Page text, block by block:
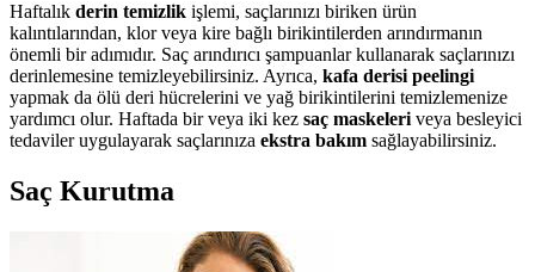
Haftalık derin temizlik işlemi, saçlarınızı biriken ürün
kalıntılarından, klor veya kire bağlı birikintilerden arındırmanın
önemli bir adımıdır. Saç arındırıcı şampuanlar kullanarak saçlarınızı
derinlemesine temizleyebilirsiniz. Ayrıca, kafa derisi peelingi
yapmak da ölü deri hücrelerini ve yağ birikintilerini temizlemenize
yardımcı olur. Haftada bir veya iki kez saç maskeleri veya besleyici
tedaviler uygulayarak saçlarınıza ekstra bakım sağlayabilirsiniz.
Saç Kurutma